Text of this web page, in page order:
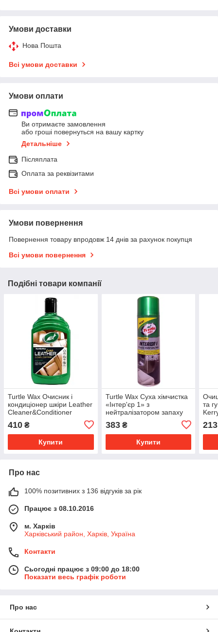
Умови доставки
Нова Пошта
Всі умови доставки
Умови оплати
Ви отримаєте замовлення
або гроші повернуться на вашу картку
Детальніше
Післяплата
Оплата за реквізитами
Всі умови оплати
Умови повернення
Повернення товару впродовж 14 днів за рахунок покупця
Всі умови повернення
Подібні товари компанії
Turtle Wax Очисник і
кондиціонер шкіри Leather
Cleaner&Conditioner
410 ₴
Купити
Turtle Wax Суха хімчистка
«Інтер'єр 1» з
нейтралізатором запаху
383₴
Купити
та
213
Про нас
100% позитивних з 136 відгуків за рік
Працює з 08.10.2016
м. Харків
Харківський район, Харків, Україна
Контакти
Сьогодні працює з 09:00 до 18:00
Показати весь графік роботи
Про нас